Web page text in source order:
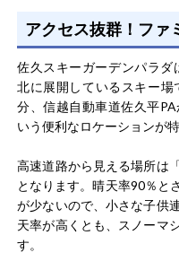
UUさん女性/20代
総合評価
都心から日帰りが可能な
様に出かけていました
があるので面白いです
きるので自分自身のス
スキー場を選ぶ必要が
アクセス抜群！ファ
佐久スキーガーデンパラダ
北に展開しているスキー
分、信越自動車道佐久平
いう便利なロケーションが特
高速道路から見える場所は
となります。晴天率90％と
が少ないので、小さな子供
天率が高くとも、スノーマ
す。